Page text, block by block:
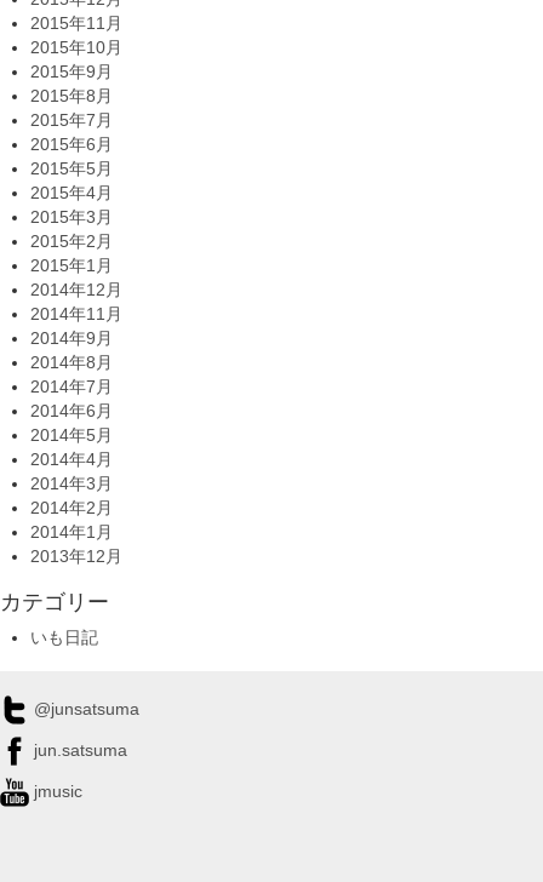
2015年11月
2015年10月
2015年9月
2015年8月
2015年7月
2015年6月
2015年5月
2015年4月
2015年3月
2015年2月
2015年1月
2014年12月
2014年11月
2014年9月
2014年8月
2014年7月
2014年6月
2014年5月
2014年4月
2014年3月
2014年2月
2014年1月
2013年12月
カテゴリー
いも日記
@junsatsuma
jun.satsuma
jmusic